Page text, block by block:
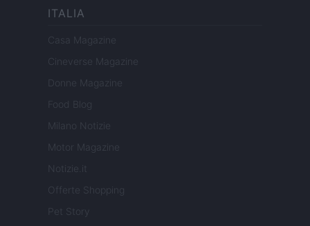
ITALIA
Casa Magazine
Cineverse Magazine
Donne Magazine
Food Blog
Milano Notizie
Motor Magazine
Notizie.it
Offerte Shopping
Pet Story